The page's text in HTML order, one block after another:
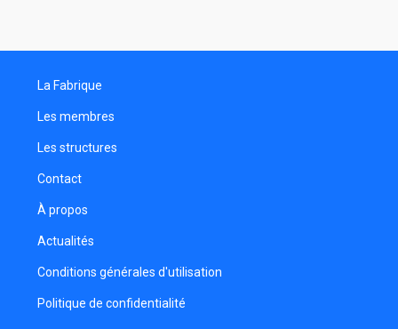
La Fabrique
Les membres
Les structures
Contact
À propos
Actualités
Conditions générales d'utilisation
Politique de confidentialité